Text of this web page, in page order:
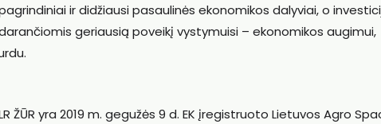
ir didžiausi pasaulinės ekonomikos dalyviai, o
geriausią poveikį vystymuisi – ekonomikos augimui,
yra 2019 m. gegužės 9 d. EK įregistruoto Lietuvos Agro